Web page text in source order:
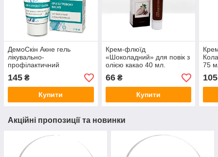
ДемоСкін Акне гель
лікувально-
профілактичний
вугрової висипки
протизапальний і ант
145 ₴
Купити
Крем-флюїд
«Шоколадний» для повік з
олією какао 40 мл.
66₴
Купити
75
105
Акційні пропозиції та новинки